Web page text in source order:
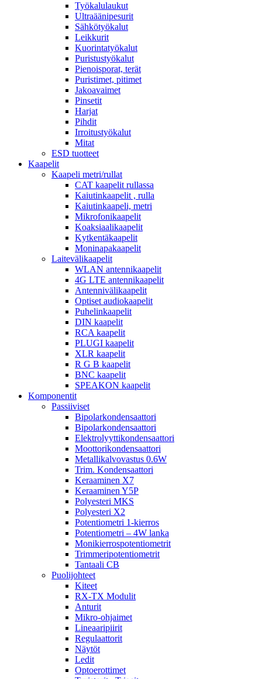
Työkalulaukut
Ultraäänipesurit
Sähkötyökalut
Leikkurit
Kuorintatyökalut
Puristustyökalut
Pienoisporat, terät
Puristimet, pitimet
Jakoavaimet
Pinsetit
Harjat
Pihdit
Irroitustyökalut
Mitat
ESD tuotteet
Kaapelit
Kaapeli metri/rullat
CAT kaapelit rullassa
Kaiutinkaapelit , rulla
Kaiutinkaapeli, metri
Mikrofonikaapelit
Koaksiaalikaapelit
Kytkentäkaapelit
Moninapakaapelit
Laitevälikaapelit
WLAN antennikaapelit
4G LTE antennikaapelit
Antennivälikaapelit
Optiset audiokaapelit
Puhelinkaapelit
DIN kaapelit
RCA kaapelit
PLUGI kaapelit
XLR kaapelit
R G B kaapelit
BNC kaapelit
SPEAKON kaapelit
Komponentit
Passiiviset
Bipolarkondensaattori
Bipolarkondensaattori
Elektrolyyttikondensaattori
Moottorikondensaattori
Metallikalvovastus 0.6W
Trim. Kondensaattori
Keraaminen X7
Keraaminen Y5P
Polyesteri MKS
Polyesteri X2
Potentiometri 1-kierros
Potentiometri – 4W lanka
Monikierrospotentiometrit
Trimmeripotentiometrit
Tantaali CB
Puolijohteet
Kiteet
RX-TX Modulit
Anturit
Mikro-ohjaimet
Lineaaripiirit
Regulaattorit
Näytöt
Ledit
Optoerottimet